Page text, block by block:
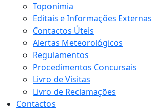
Toponímia
Editais e Informações Externas
Contactos Úteis
Alertas Meteorológicos
Regulamentos
Procedimentos Concursais
Livro de Visitas
Livro de Reclamações
Contactos